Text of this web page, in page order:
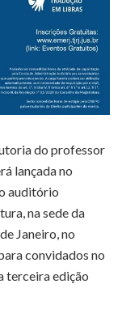
do professor
lançada no
auditório
na sede da
Janeiro, no
convidados no
terceira edição